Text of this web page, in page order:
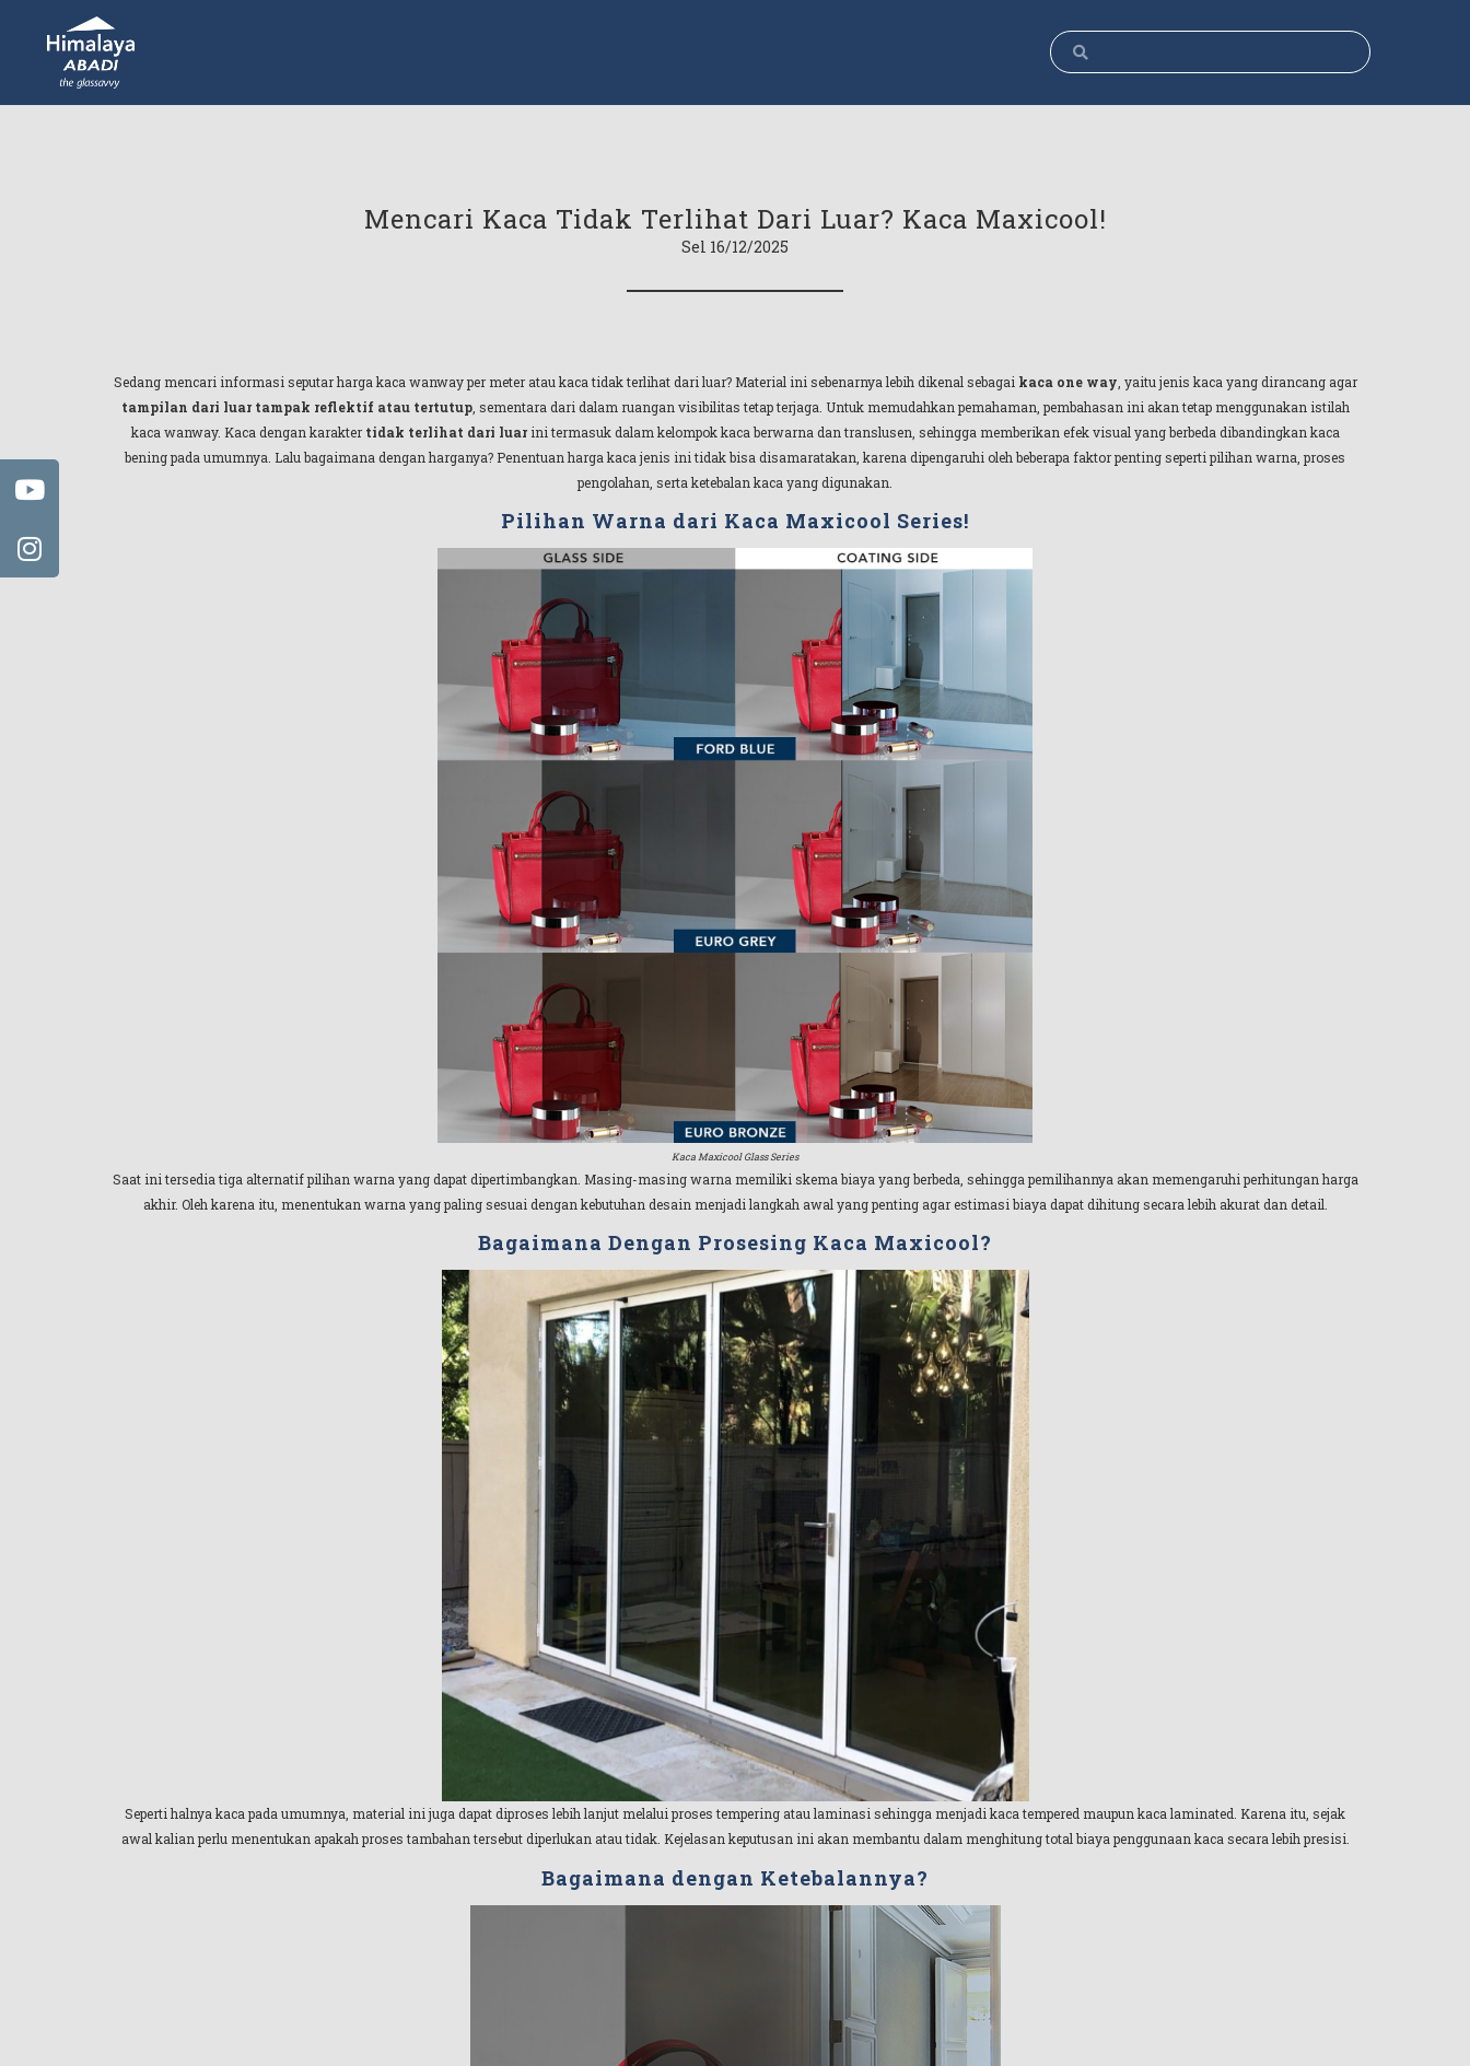
Mencari Kaca Tidak Terlihat Dari Luar? Kaca Maxicool!
Sel 16/12/2025
Sedang mencari informasi seputar harga kaca wanway per meter atau kaca tidak terlihat dari luar? Material ini sebenarnya lebih dikenal sebagai kaca one way , yaitu jenis kaca yang dirancang agar
tampilan dari luar tampak reflektif atau tertutup, sementara dari dalam ruangan visibilitas tetap terjaga. Untuk memudahkan pemahaman, pembahasan ini akan tetap menggunakan istilah
kaca wanway. Kaca dengan karakter tidak terlihat dari luarini termasuk dalam kelompok kaca berwarna dan translusen, sehingga memberikan efek visual yang berbeda dibandingkan kaca
bening pada umumnya. Lalu bagaimana dengan harganya? Penentuan harga kaca jenis ini tidak bisa disamaratakan, karena dipengaruhi oleh beberapa faktor penting seperti pilihan warna, proses
pengolahan, serta ketebalan kaca yang digunakan.
Pilihan Warna dari Kaca Maxicool Series!
Kaca Maxicool Glass Series
Saat ini tersedia tiga alternatif pilihan warna yang dapat dipertimbangkan. Masing-masing warna memiliki skema biaya yang berbeda, sehingga pemilihannya akan memengaruhi perhitungan harga
akhir. Oleh karena itu, menentukan warna yang paling sesuai dengan kebutuhan desain menjadi langkah awal yang penting agar estimasi biaya dapat dihitung secara lebih akurat dan detail.
Bagaimana Dengan Prosesing Kaca Maxicool?
Seperti halnya kaca pada umumnya, material ini juga dapat diproses lebih lanjut melalui proses tempering atau laminasi sehingga menjadi kaca tempered maupun kaca laminated. Karena itu, sejak
awal kalian perlu menentukan apakah proses tambahan tersebut diperlukan atau tidak. Kejelasan keputusan ini akan membantu dalam menghitung total biaya penggunaan kaca secara lebih presisi.
Bagaimana dengan Ketebalannya?